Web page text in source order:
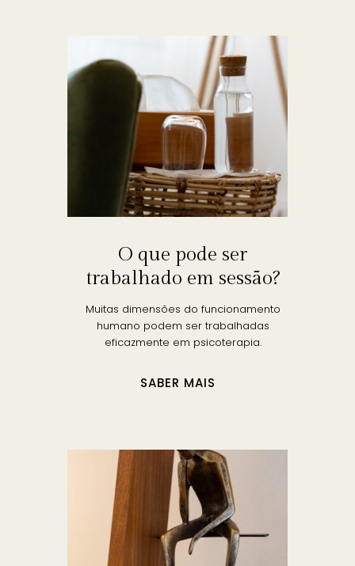
O que pode ser
trabalhado em sessão?
Muitas dimensões do funcionamento
humano podem ser trabalhadas
eficazmente em psicoterapia.
SABER MAIS